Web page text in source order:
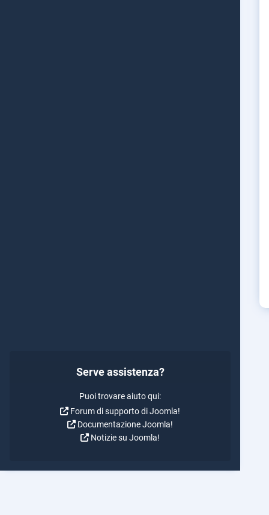
Serve assistenza?
Puoi trovare aiuto qui:
Forum di supporto di Joomla!
Documentazione Joomla!
Notizie su Joomla!